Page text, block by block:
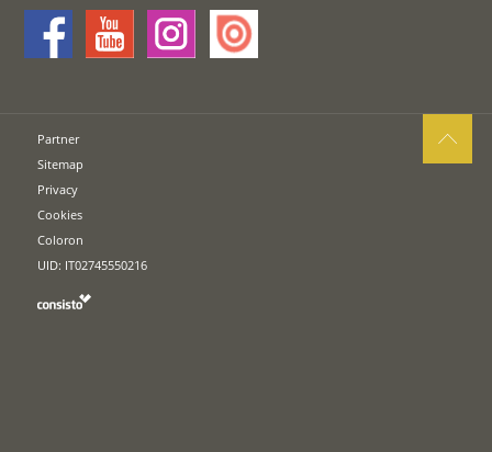
Partner
Sitemap
Privacy
Cookies
Coloron
UID: IT02745550216